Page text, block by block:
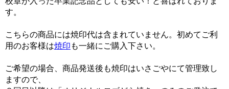
す。
こちらの商品には焼印代は含まれていません。初めてご利
用のお客様は焼印 も一緒にご購入下さい。
ご希望の場合、商品発送後も焼印はいさごやにて管理致し
ますので、